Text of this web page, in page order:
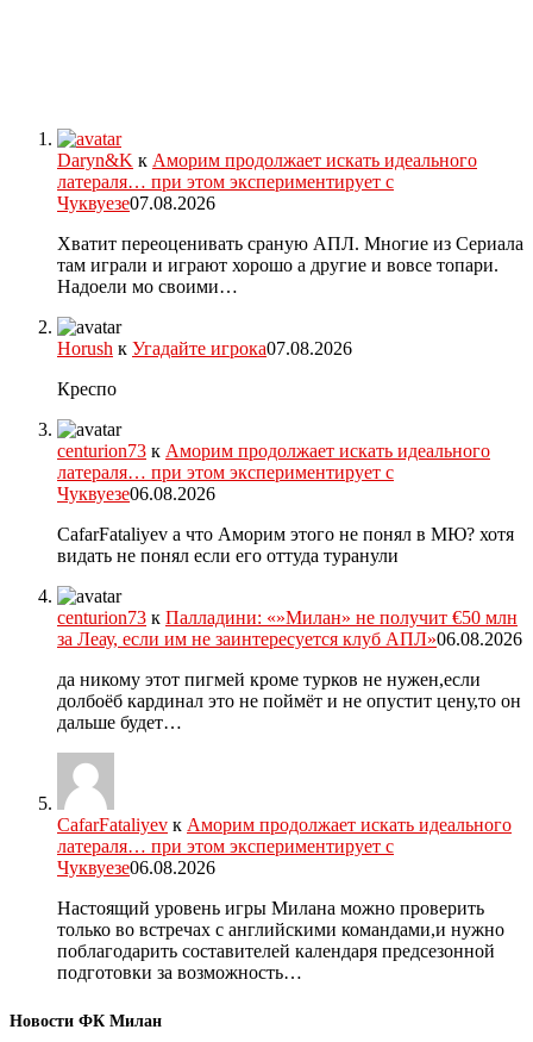
Daryn&K к Аморим продолжает искать идеального
латераля… при этом экспериментирует с
Чуквуезе07.08.2026
Хватит переоценивать сраную АПЛ. Многие из Сериала
там играли и играют хорошо а другие и вовсе топари.
Надоели мо своими…
Horush к Угадайте игрока07.08.2026
Креспо
centurion73 к Аморим продолжает искать идеального
латераля… при этом экспериментирует с
Чуквуезе06.08.2026
CafarFataliyev а что Аморим этого не понял в МЮ? хотя
видать не понял если его оттуда туранули
centurion73 к Палладини: «»Милан» не получит €50 млн
за Леау, если им не заинтересуется клуб АПЛ»06.08.2026
да никому этот пигмей кроме турков не нужен,если
долбоёб кардинал это не поймёт и не опустит цену,то он
дальше будет…
CafarFataliyev к Аморим продолжает искать идеального
латераля… при этом экспериментирует с
Чуквуезе06.08.2026
Настоящий уровень игры Милана можно проверить
только во встречах с английскими командами,и нужно
поблагодарить составителей календаря предсезонной
подготовки за возможность…
Новости ФК Милан